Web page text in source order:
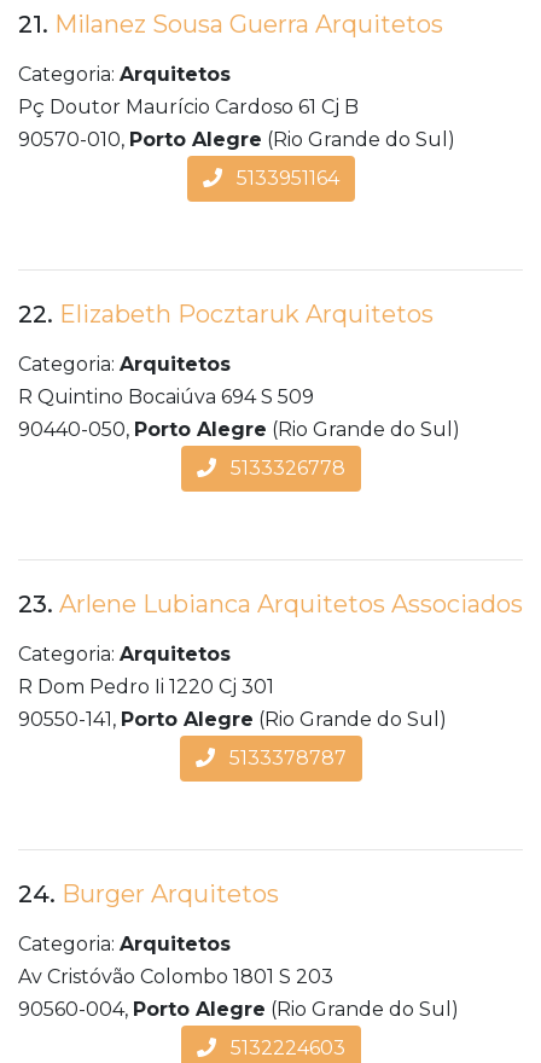
21. Milanez Sousa Guerra Arquitetos
Categoria: Arquitetos
Pç Doutor Maurício Cardoso 61 Cj B
90570-010, Porto Alegre (Rio Grande do Sul)
5133951164
22. Elizabeth Pocztaruk Arquitetos
Categoria: Arquitetos
R Quintino Bocaiúva 694 S 509
90440-050, Porto Alegre (Rio Grande do Sul)
5133326778
23. Arlene Lubianca Arquitetos Associados
Categoria: Arquitetos
R Dom Pedro Ii 1220 Cj 301
90550-141, Porto Alegre (Rio Grande do Sul)
5133378787
24. Burger Arquitetos
Categoria: Arquitetos
Av Cristóvão Colombo 1801 S 203
90560-004, Porto Alegre (Rio Grande do Sul)
5132224603